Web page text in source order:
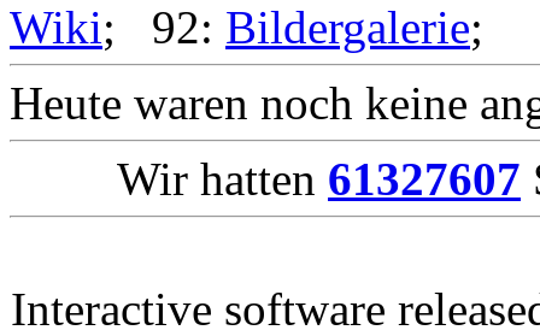
Wiki; 92: Bildergalerie;
Heute waren noch keine
Wir hatten 61327607
Interactive software